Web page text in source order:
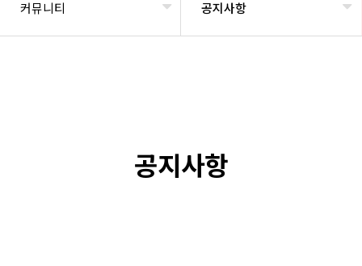
커뮤니티 공지사항
공지사항